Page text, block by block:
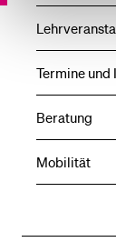
Termine
Beratung
Mobilität